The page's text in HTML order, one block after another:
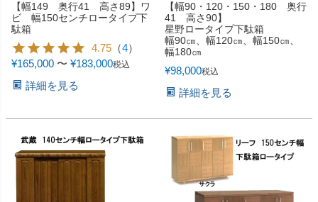
【幅149 奥行41 高さ89】ワ
ビ 幅150センチロータイプ下
駄箱
4.75 （4）
¥165,000 〜 ¥183,000税込
詳細を見る
【幅90・120・150・180 奥行
41 高さ90】
星野ロータイプ下駄箱
幅90㎝、幅120㎝、幅150㎝、
幅180㎝
¥98,000税込
詳細を見る